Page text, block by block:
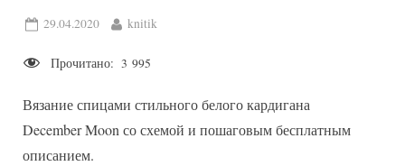
Posted
29.04.2020 By
knitik
Прочитано: 3 995
Вязание спицами стильного белого кардигана
December Moon со схемой и пошаговым бесплатным
описанием.